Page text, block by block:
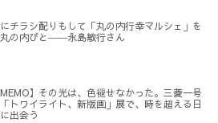
チラシ配りもして「丸の内行幸マルシェ」を
の内びと――永島敏行さん
MEMO】その光は、色褪せなかった。三菱一号
トワイライト、新版画」展で、時を超える日
出会う